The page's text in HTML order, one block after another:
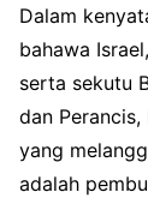
Dalam
bahawa
serta sekutu
dan
yang
adalah